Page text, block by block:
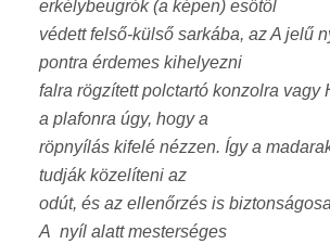
erkélybeugrók (a képen) esőtől
védett felső-külső sarkába, az A jelű
pontra érdemes kihelyezni
falra rögzített polctartó konzolra vagy
a plafonra úgy, hogy a
röpnyílás kifelé nézzen. Így a
tudják közelíteni az
odút, és az ellenőrzés is
A nyíl alatt mesterséges